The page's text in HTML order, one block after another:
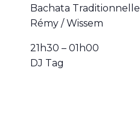
Bachata Traditionnelle
Rémy / Wissem
21h30 – 01h00
DJ Tag